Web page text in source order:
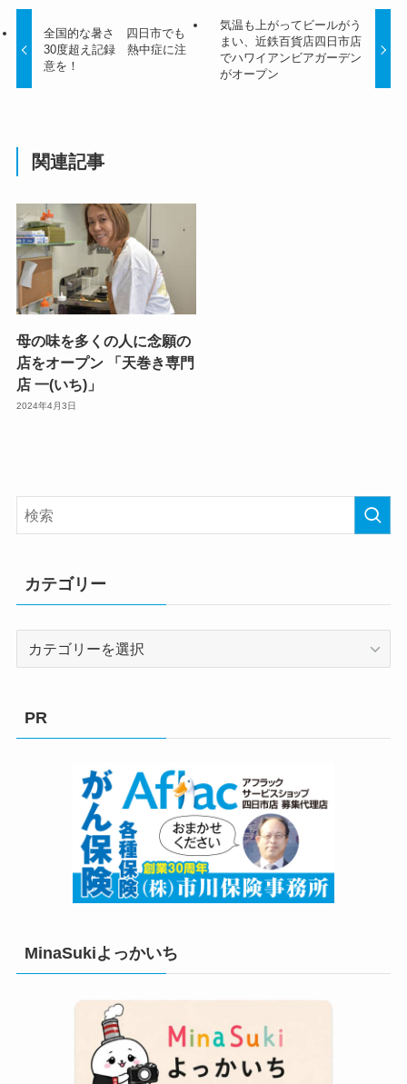
全国的な暑さ 四日市でも
30度超え記録 熱中症に注
意を！
気温も上がってビールがう
まい、近鉄百貨店四日市店
でハワイアンビアガーデン
がオープン
関連記事
母の味を多くの人に念願の
店をオープン 「天巻き専門
店 一(いち)」
2024年4月3日
カテゴリー
PR
MinaSukiよっかいち